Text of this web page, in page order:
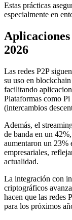
Estas prácticas
especialmente en
2026
Las redes P2P
su uso en
facilitando
Plataformas como
(intercambios
Además, el
de banda en un
aumentaron un 23%
empresariales,
actualidad.
La integración con
criptográficos
hacen que las redes
para los próximos